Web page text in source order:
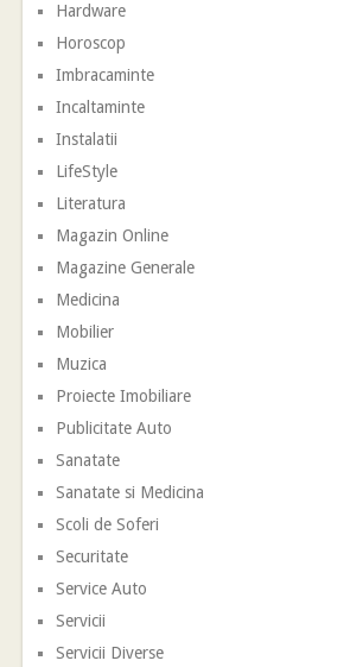
Hardware
Horoscop
Imbracaminte
Incaltaminte
Instalatii
LifeStyle
Literatura
Magazin Online
Magazine Generale
Medicina
Mobilier
Muzica
Proiecte Imobiliare
Publicitate Auto
Sanatate
Sanatate si Medicina
Scoli de Soferi
Securitate
Service Auto
Servicii
Servicii Diverse